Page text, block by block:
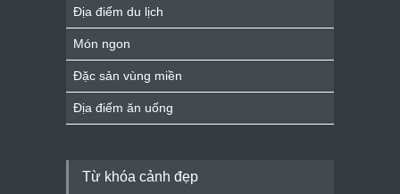
Địa điểm du lịch
Món ngon
Đặc sản vùng miền
Địa điểm ăn uống
Từ khóa cảnh đẹp